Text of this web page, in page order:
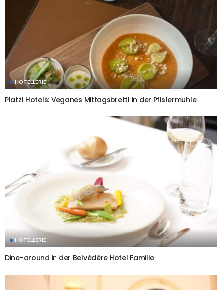
HOTELLERIE
Platzl Hotels: Veganes Mittagsbrettl in der Pfistermühle
HOTELLERIE
Dine-around in der Belvédère Hotel Familie